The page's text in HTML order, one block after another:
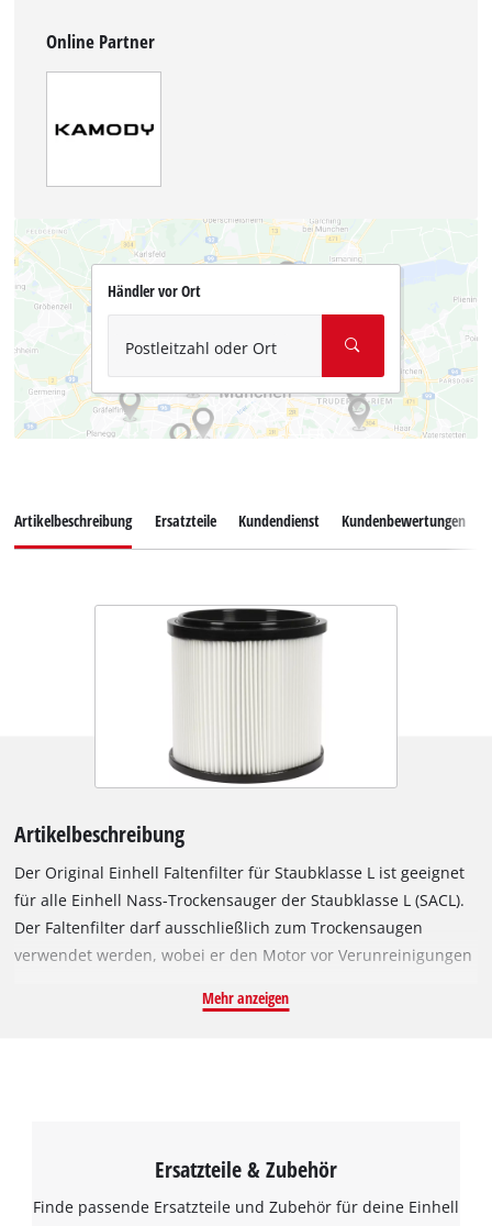
Online Partner
Händler vor Ort
Postleitzahl oder Ort
Artikelbeschreibung Ersatzteile Kundendienst Kundenbewertungen
Artikelbeschreibung
Der Original Einhell Faltenfilter für Staubklasse L ist geeignet
für alle Einhell Nass-Trockensauger der Staubklasse L (SACL).
Der Faltenfilter darf ausschließlich zum Trockensaugen
verwendet werden, wobei er den Motor vor Verunreinigungen
Faltenfilter die Staubklasse L nach Euronorm erfüllt, filtert er
Mehr anzeigen
Ersatzteile & Zubehör
Finde passende Ersatzteile und Zubehör für deine Einhell